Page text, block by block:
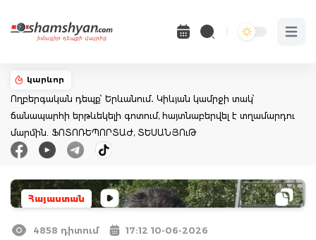
Open
կարևոր
Ողբերգական դեպք՝ Երևանում․ Կիևյան կամրջի տակ՝
ճանապարհի երթևեկելի գոտում, հայտնաբերվել է տղամարդու
մարմին. ՖՈՏՈՌԵՊՈՐՏԱԺ, ՏԵՍԱՆՅՈւԹ
Հայաստան
4858 դիտում 17:12 10-06-2026